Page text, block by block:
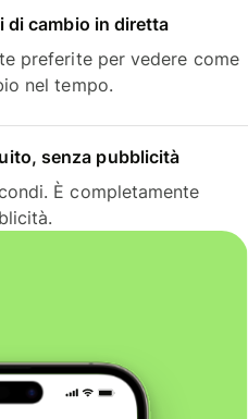
di cambio in diretta
preferite per vedere come
nel tempo.
senza pubblicità
È completamente